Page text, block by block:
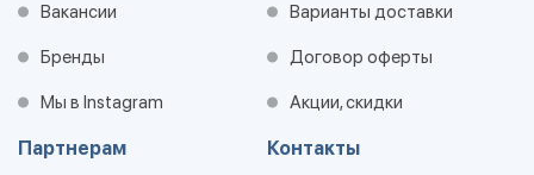
Вакансии
Бренды
Мы в Instagram
Варианты доставки
Договор оферты
Акции, скидки
Партнерам Контакты